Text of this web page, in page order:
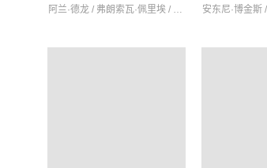
阿兰·德龙 / 弗朗索瓦·佩里埃 / 娜塔莉·德龙